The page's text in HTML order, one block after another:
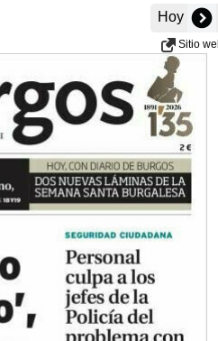
Hoy
Sitio